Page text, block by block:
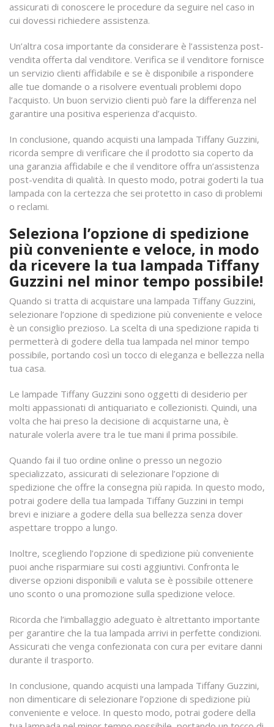
assicurati di conoscere le procedure da seguire nel caso in
cui dovessi richiedere assistenza.
Un’altra cosa importante da considerare è l’assistenza post-
vendita offerta dal venditore. Verifica se il venditore fornisce
un servizio clienti affidabile e se è disponibile a rispondere
alle tue domande o a risolvere eventuali problemi dopo
l’acquisto. Un buon servizio clienti può fare la differenza nel
garantire una positiva esperienza d’acquisto.
In conclusione, quando acquisti una lampada Tiffany Guzzini,
ricorda sempre di verificare che il prodotto sia coperto da
una garanzia affidabile e che il venditore offra un’assistenza
post-vendita di qualità. In questo modo, potrai goderti la tua
lampada con la certezza che sei protetto in caso di problemi
o reclami.
Seleziona l’opzione di spedizione
più conveniente e veloce, in modo
da ricevere la tua lampada Tiffany
Guzzini nel minor tempo possibile!
Quando si tratta di acquistare una lampada Tiffany Guzzini,
selezionare l’opzione di spedizione più conveniente e veloce
è un consiglio prezioso. La scelta di una spedizione rapida ti
permetterà di godere della tua lampada nel minor tempo
possibile, portando così un tocco di eleganza e bellezza nella
tua casa.
Le lampade Tiffany Guzzini sono oggetti di desiderio per
molti appassionati di antiquariato e collezionisti. Quindi, una
volta che hai preso la decisione di acquistarne una, è
naturale volerla avere tra le tue mani il prima possibile.
Quando fai il tuo ordine online o presso un negozio
specializzato, assicurati di selezionare l’opzione di
spedizione che offre la consegna più rapida. In questo modo,
potrai godere della tua lampada Tiffany Guzzini in tempi
brevi e iniziare a godere della sua bellezza senza dover
aspettare troppo a lungo.
Inoltre, scegliendo l’opzione di spedizione più conveniente
puoi anche risparmiare sui costi aggiuntivi. Confronta le
diverse opzioni disponibili e valuta se è possibile ottenere
uno sconto o una promozione sulla spedizione veloce.
Ricorda che l’imballaggio adeguato è altrettanto importante
per garantire che la tua lampada arrivi in perfette condizioni.
Assicurati che venga confezionata con cura per evitare danni
durante il trasporto.
In conclusione, quando acquisti una lampada Tiffany Guzzini,
non dimenticare di selezionare l’opzione di spedizione più
conveniente e veloce. In questo modo, potrai godere della